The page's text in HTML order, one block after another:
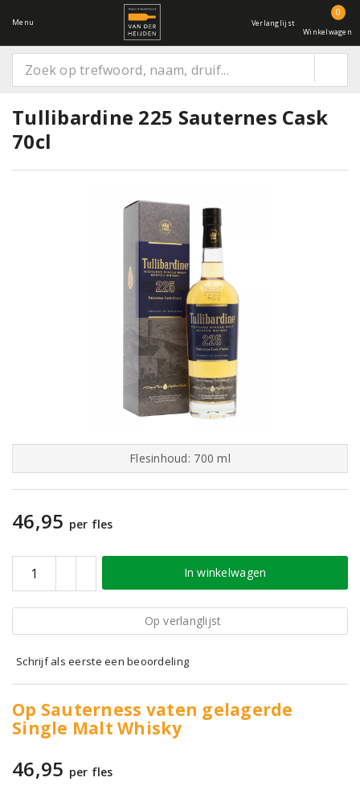
Menu Verlanglijst
0
Winkelwagen
Tullibardine 225 Sauternes Cask
70cl
Flesinhoud: 700 ml
46,95 per fles
In winkelwagen
Op verlanglijst
Schrijf als eerste een beoordeling
Op Sauterness vaten gelagerde
Single Malt Whisky
46,95 per fles